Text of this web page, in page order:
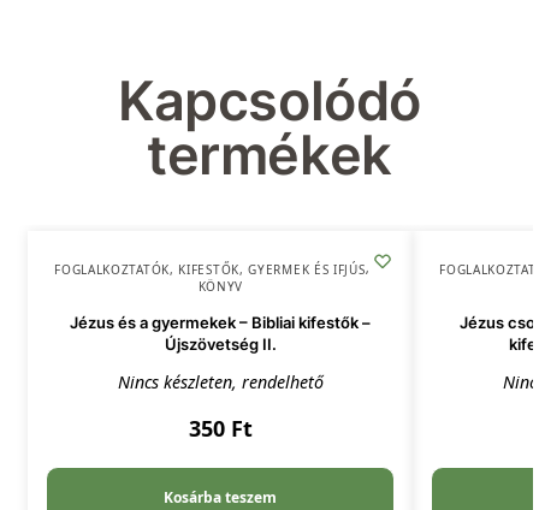
Kapcsolódó
termékek
FOGLALKOZTATÓK, KIFESTŐK,GYERMEK ÉS IFJÚSÁG,
KÖNYV
Jézus és a gyermekek – Bibliai kifestők –
Újszövetség II.
Nincs készleten, rendelhető
350 Ft
Kosárba teszem
Jézus